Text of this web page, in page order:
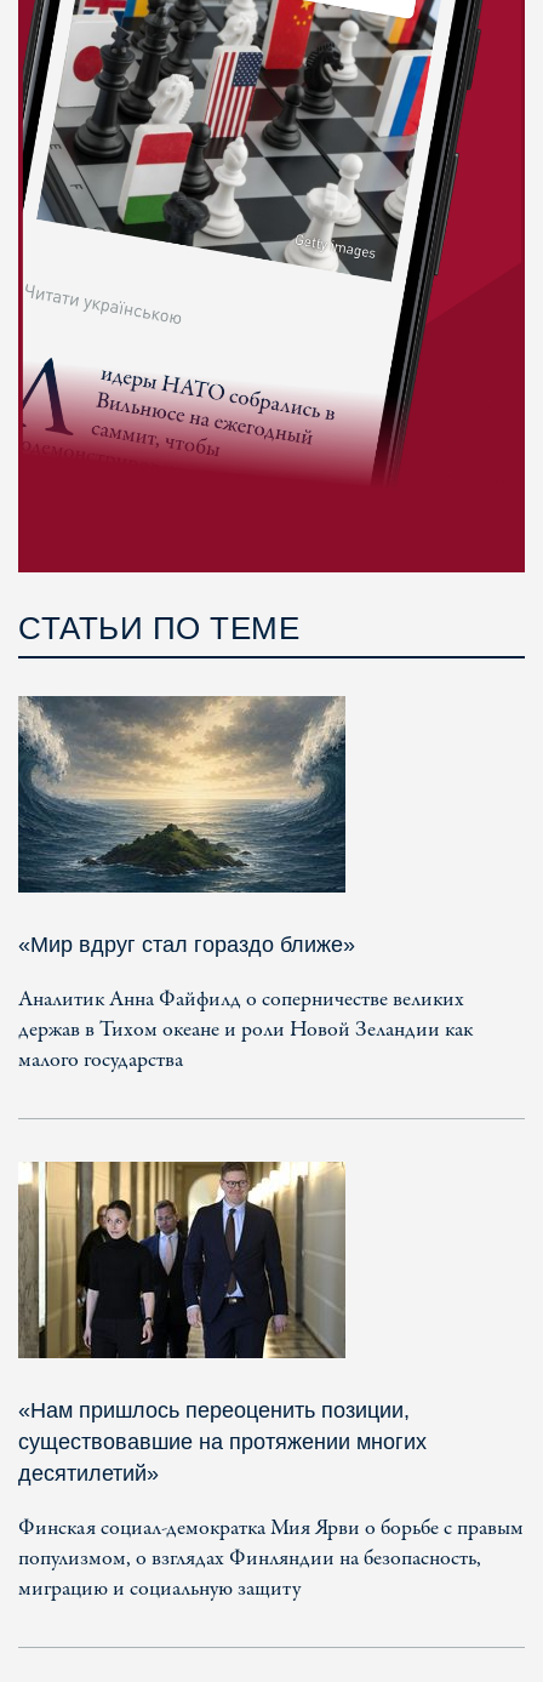
СТАТЬИ ПО ТЕМЕ
«Мир вдруг стал гораздо ближе»
Аналитик Анна Файфилд о соперничестве великих
держав в Тихом океане и роли Новой Зеландии как
малого государства
«Нам пришлось переоценить позиции,
существовавшие на протяжении многих
десятилетий»
Финская социал-демократка Мия Ярви о борьбе с правым
популизмом, о взглядах Финляндии на безопасность,
миграцию и социальную защиту